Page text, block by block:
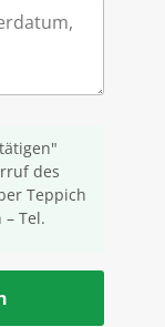
des
Teppich
Tel.